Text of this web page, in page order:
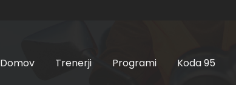
Domov Trenerji Programi Koda 95